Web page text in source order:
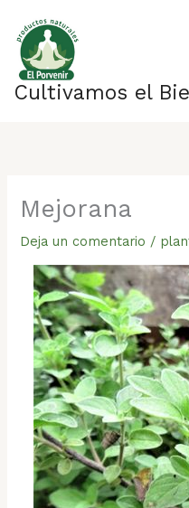
contenido
Cultivamos el
Mejorana
Deja un comentario /